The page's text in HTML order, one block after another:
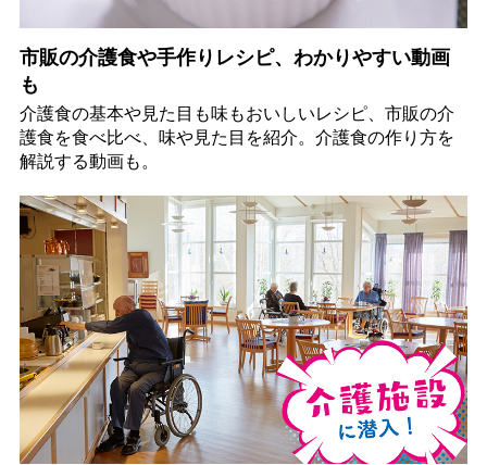
市販の介護食や手作りレシピ、わかりやすい動画
も
介護食の基本や見た目も味もおいしいレシピ、市販の介
護食を食べ比べ、味や見た目を紹介。介護食の作り方を
解説する動画も。